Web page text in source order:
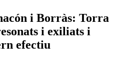
i Borràs: Torra
i exiliats i
efectiu